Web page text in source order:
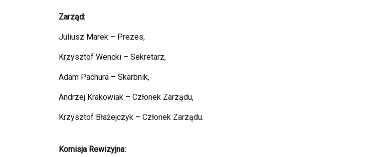
Zarząd:
Juliusz Marek – Prezes,
Krzysztof Wencki – Sekretarz,
Adam Pachura – Skarbnik,
Andrzej Krakowiak – Członek Zarządu,
Krzysztof Błażejczyk – Członek Zarządu.
Komisja Rewizyjna: